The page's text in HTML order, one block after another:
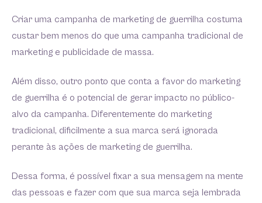
Criar uma campanha de marketing de guerrilha costuma
custar bem menos do que uma campanha tradicional de
marketing e publicidade de massa.
Além disso, outro ponto que conta a favor do marketing
de guerrilha é o potencial de gerar impacto no público-
alvo da campanha. Diferentemente do marketing
tradicional, dificilmente a sua marca será ignorada
perante às ações de marketing de guerrilha.
Dessa forma, é possível fixar a sua mensagem na mente
das pessoas e fazer com que sua marca seja lembrada